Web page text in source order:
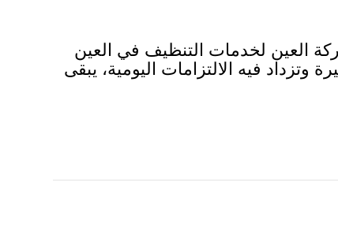
العين لخدمات التنظيف في العين
وتزداد فيه الالتزامات اليومية، يبقى